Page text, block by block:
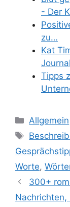
- Der
zu…
Kat
Tipps
Categories
Allgemein
Tags
Worte,
300+
Nachrichten,